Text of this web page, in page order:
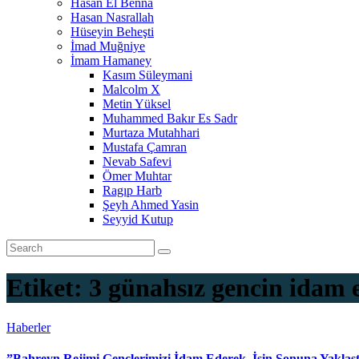
Hasan El Benna
Hasan Nasrallah
Hüseyin Beheşti
İmad Muğniye
İmam Hamaney
Kasım Süleymani
Malcolm X
Metin Yüksel
Muhammed Bakır Es Sadr
Murtaza Mutahhari
Mustafa Çamran
Nevab Safevi
Ömer Muhtar
Ragıp Harb
Şeyh Ahmed Yasin
Seyyid Kutup
Etiket: 3 günahsız gencin idam
Haberler